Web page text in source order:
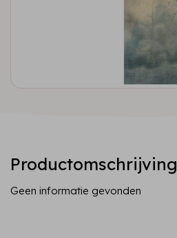
Productomschrijving
Geen informatie gevonden